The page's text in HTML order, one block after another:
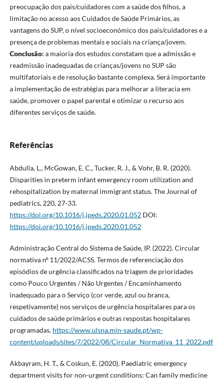
preocupação dos pais/cuidadores com a saúde dos filhos, a
limitação no acesso aos Cuidados de Saúde Primários, as
vantagens do SUP, o nível socioeconómico dos pais/cuidadores e a
presença de problemas mentais e sociais na criança/jovem.
Conclusão: a maioria dos estudos constatam que a admissão e
readmissão inadequadas de crianças/jovens no SUP são
multifatoriais e de resolução bastante complexa. Será importante
a implementação de estratégias para melhorar a literacia em
saúde, promover o papel parental e otimizar o recurso aos
diferentes serviços de saúde.
Referências
Abdulla, L., McGowan, E. C., Tucker, R. J., & Vohr, B. R. (2020).
Disparities in preterm infant emergency room utilization and
rehospitalization by maternal immigrant status. The Journal of
pediatrics, 220, 27-33.
https://doi.org/10.1016/j.jpeds.2020.01.052DOI:
https://doi.org/10.1016/j.jpeds.2020.01.052
Administração Central do Sistema de Saúde, IP. (2022). Circular
normativa nº 11/2022/ACSS. Termos de referenciação dos
episódios de urgência classificados na triagem de prioridades
como Pouco Urgentes / Não Urgentes / Encaminhamento
inadequado para o Serviço (cor verde, azul ou branca,
respetivamente) nos serviços de urgência hospitalares para os
cuidados de saúde primários e outras respostas hospitalares
programadas. https://www.ulsna.min-saude.pt/wp-
content/uploads/sites/7/2022/08/Circular_Normativa_11_2022.pdf
Akbayram, H. T., & Coskun, E. (2020). Paediatric emergency
department visits for non-urgent conditions: Can family medicine